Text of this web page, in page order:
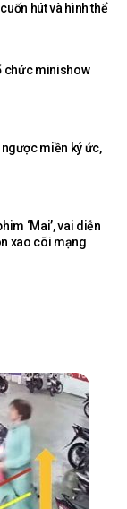
hút và hình thể
chức minishow
miền ký ức,
‘Mai’, vai diễn
xao cõi mạng